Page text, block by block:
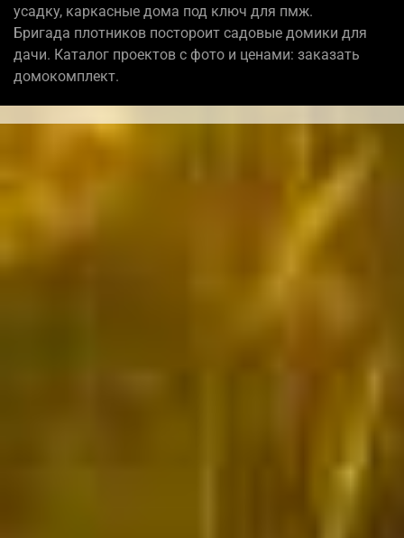
усадку, каркасные дома под ключ для пмж.
Бригада плотников постороит садовые домики для
дачи. Каталог проектов с фото и ценами: заказать
домокомплект.